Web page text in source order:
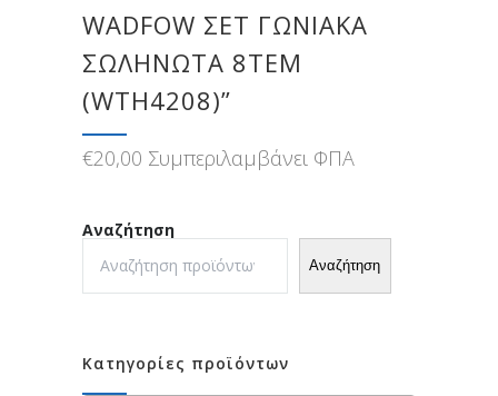
WADFOW ΣΕΤ ΓΩΝΙΑΚΑ
ΣΩΛΗΝΩΤΑ 8ΤΕΜ
(WTH4208)”
€20,00 Συμπεριλαμβάνει ΦΠΑ
Αναζήτηση
Αναζήτηση
Κατηγορίες προϊόντων